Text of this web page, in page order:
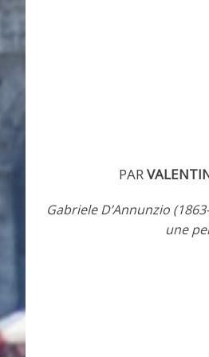
PAR
Gabriele D’Annunzio
une